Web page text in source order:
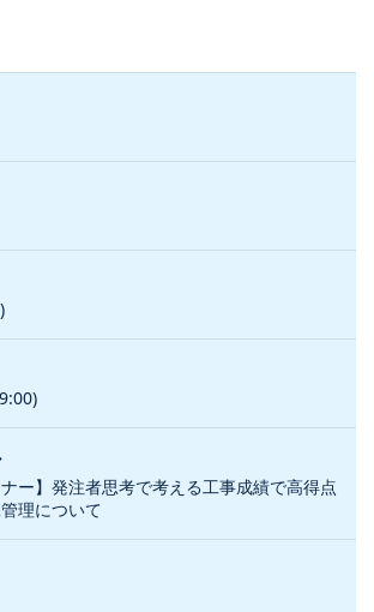
ナー】発注者思考で考える工事成績で高得点
理について